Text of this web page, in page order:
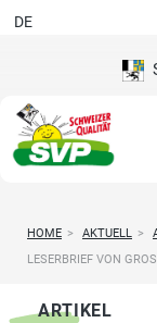
DE
HOME > AKTUELL >
LESERBRIEF VON
ARTIKEL